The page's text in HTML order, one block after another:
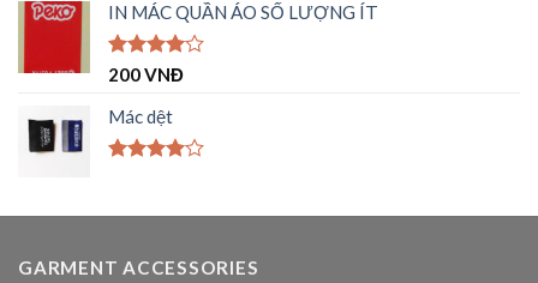
5 sao
IN MÁC QUẦN ÁO SỐ LƯỢNG ÍT
Được
4.005
sao
200VNĐ
Mác dệt
4.005
GARMENT ACCESSORIES